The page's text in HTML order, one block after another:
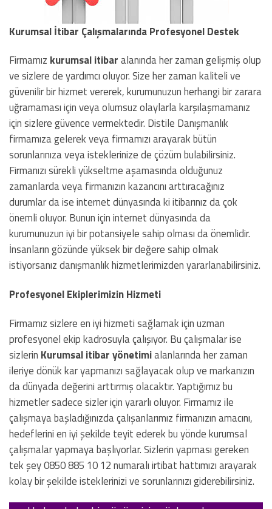
Kurumsal İtibar Çalışmalarında Profesyonel Destek
Firmamız kurumsal itibaralanında her zaman gelişmiş olup
ve sizlere de yardımcı oluyor. Size her zaman kaliteli ve
güvenilir bir hizmet vererek, kurumunuzun herhangi bir zarara
uğramaması için veya olumsuz olaylarla karşılaşmamanız
için sizlere güvence vermektedir. Distile Danışmanlık
firmamıza gelerek veya firmamızı arayarak bütün
sorunlarınıza veya isteklerinize de çözüm bulabilirsiniz.
Firmanızı sürekli yükseltme aşamasında olduğunuz
zamanlarda veya firmanızın kazancını arttıracağınız
durumlar da ise internet dünyasında ki itibarınız da çok
önemli oluyor. Bunun için internet dünyasında da
kurumunuzun iyi bir potansiyele sahip olması da önemlidir.
İnsanların gözünde yüksek bir değere sahip olmak
istiyorsanız danışmanlık hizmetlerimizden yararlanabilirsiniz.
Profesyonel Ekiplerimizin Hizmeti
Firmamız sizlere en iyi hizmeti sağlamak için uzman
profesyonel ekip kadrosuyla çalışıyor. Bu çalışmalar ise
sizlerin Kurumsal itibar yönetimialanlarında her zaman
ileriye dönük kar yapmanızı sağlayacak olup ve markanızın
da dünyada değerini arttırmış olacaktır. Yaptığımız bu
hizmetler sadece sizler için yararlı oluyor. Firmamız ile
çalışmaya başladığınızda çalışanlarımız firmanızın amacını,
hedeflerini en iyi şekilde teyit ederek bu yönde kurumsal
çalışmalar yapmaya başlıyorlar. Sizlerin yapması gereken
tek şey 0850 885 10 12 numaralı irtibat hattımızı arayarak
kolay bir şekilde isteklerinizi ve sorunlarınızı giderebilirsiniz.